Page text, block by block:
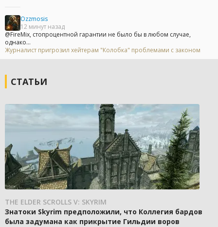
Ozzmosis
12 минут назад
@FireMix, стопроцентной гарантии не было бы в любом случае,
однако...
Журналист пригрозил хейтерам "Колобка" проблемами с законом
СТАТЬИ
THE ELDER SCROLLS V: SKYRIM
Знатоки Skyrim предположили, что Коллегия бардов
была задумана как прикрытие Гильдии воров